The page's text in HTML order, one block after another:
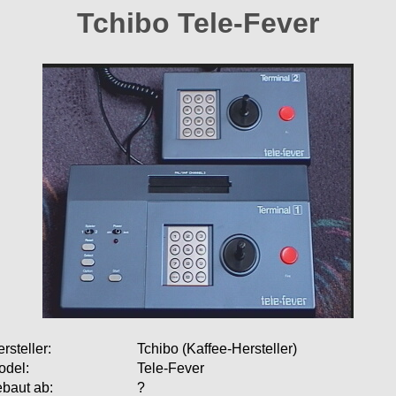
Tchibo Tele-Fever
Tchibo (Kaffee-Hersteller)
Tele-Fever
ab:
?